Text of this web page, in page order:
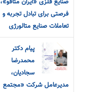
صنایع فلزی «ایران متافو»،
فرصتی برای تبادل تجربه و
تعاملات صنایع متالورژی
پیام دکتر
محمدرضا
سجادیان،
مدیرعامل شرکت «مجتمع